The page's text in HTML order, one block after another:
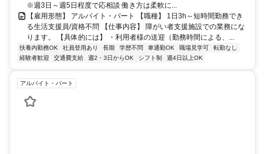
給
※週3日～週5日程度で応相談 働き方は柔軟に...
【雇用形態】 アルバイト・パート 【職種】 1日3h～短時間勤務でき
る生活支援員/資格不問 【仕事内容】 障がい者支援施設での業務にな
ります。 【具体的には】 ・利用者様の送迎（勤務時間による、...
扶養内勤務OK 社員登用あり 長期 学歴不問 車通勤OK 職場見学可
転勤なし
経験者歓迎
交通費支給 週2・3日からOK シフト制 週4日以上OK
アルバイト・パート